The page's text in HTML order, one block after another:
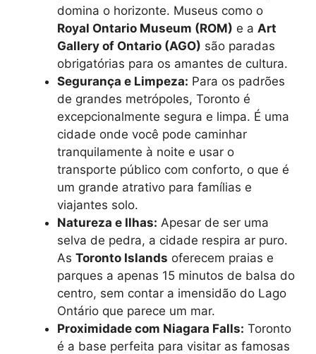
domina o horizonte. Museus como o
Royal Ontario Museum (ROM) e a Art
Gallery of Ontario (AGO) são paradas
obrigatórias para os amantes de cultura.
Segurança e Limpeza: Para os padrões
de grandes metrópoles, Toronto é
excepcionalmente segura e limpa. É uma
cidade onde você pode caminhar
tranquilamente à noite e usar o
transporte público com conforto, o que é
um grande atrativo para famílias e
viajantes solo.
Natureza e Ilhas: Apesar de ser uma
selva de pedra, a cidade respira ar puro.
As Toronto Islands oferecem praias e
parques a apenas 15 minutos de balsa do
centro, sem contar a imensidão do Lago
Ontário que parece um mar.
Proximidade com Niagara Falls: Toronto
é a base perfeita para visitar as famosas